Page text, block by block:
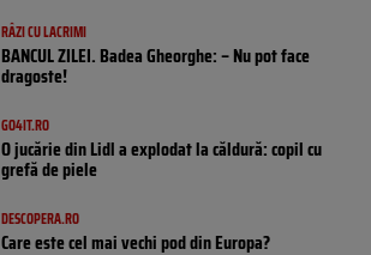
RÂZI CU LACRIMI
BANCUL ZILEI. Badea Gheorghe: – Nu pot face
dragoste!
GO4IT.RO
O jucărie din Lidl a explodat la căldură: copil cu
grefă de piele
DESCOPERA.RO
Care este cel mai vechi pod din Europa?